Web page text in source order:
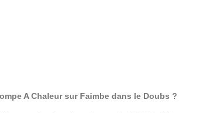
A Chaleur sur Faimbe dans le Doubs ?